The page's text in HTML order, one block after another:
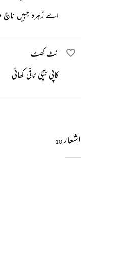
اے زہرہ جبیں ناچ
نٹ کھٹ
کاپی بیچی ٹافی کھائی
اشعار10